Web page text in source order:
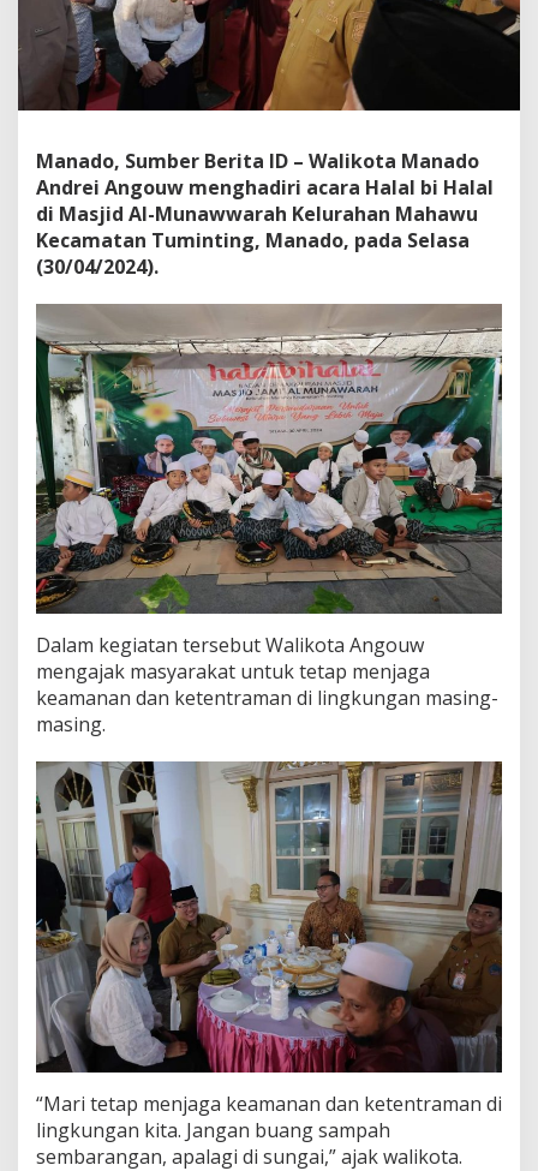
a
a
l
H
a
l
l
e
l
u
r
a
h
a
n
M
a
a
u
:
M
a
r
a
K
e
r
u
k
u
n
a
n
Manado, Sumber Berita ID – Walikota Manado
Andrei Angouw menghadiri acara Halal bi Halal
di Masjid Al-Munawwarah Kelurahan Mahawu
Kecamatan Tuminting, Manado, pada Selasa
(30/04/2024).
Dalam kegiatan tersebut Walikota Angouw
mengajak masyarakat untuk tetap menjaga
keamanan dan ketentraman di lingkungan masing-
masing.
“Mari tetap menjaga keamanan dan ketentraman di
lingkungan kita. Jangan buang sampah
sembarangan, apalagi di sungai,” ajak walikota.